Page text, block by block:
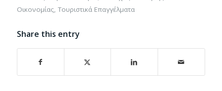
Οικονομίας, Τουριστικά Επαγγέλματα
Share this entry